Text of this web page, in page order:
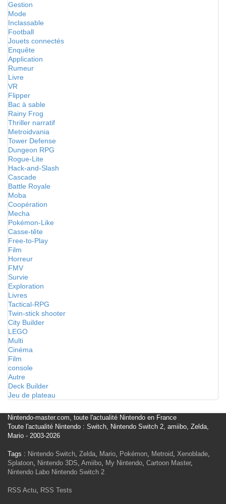
Gestion
Mode
Inclassable
Football
Jouets connectés
Enquête
Application
Rumeur
Livre
VR
Flipper
Bac à sable
Rainy Frog
Thriller narratif
Metroidvania
Tower Defense
Dungeon RPG
Rogue-Lite
Hack-and-Slash
Cascade
Battle Royale
Moba
Coopération
Mecha
Pokémon-Like
Casse-tête
Free-to-Play
Film
Horreur
FMV
Survie
Exploration
Livres
Tactical-RPG
Twin-stick shooter
City Builder
LEGO
Multi
Cinéma
Film
console
Autre
Deck Builder
Jeu de plateau
Nintendo-master.com, toute l'actualité Nintendo en France
Toute l'actualité Nintendo : Switch, Nintendo Switch 2, amiibo, Zelda,
Mario - 2003-2026
Tags : Nintendo Switch, Zelda, Mario, Pokémon, Metroid, Xenoblade,
Splatoon, Nintendo 3DS, Amiibo, My Nintendo, Cartoon Master,
Nintendo Labo Nintendo Switch 2
RSS Actu, RSS Tests